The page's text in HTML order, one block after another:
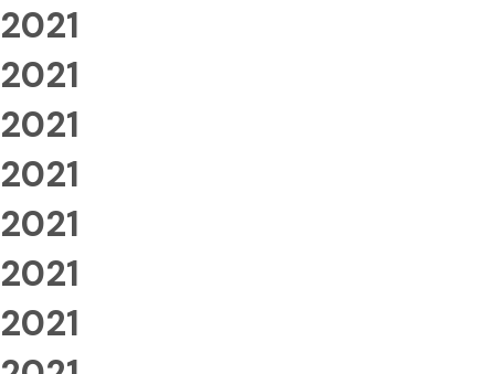
2021
2021
2021
2021
2021
2021
2021